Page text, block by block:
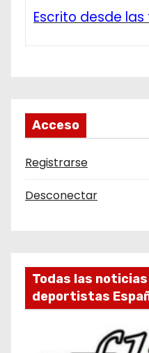
Escrito desde
Acceso
Registrarse
Desconectar
Todas las
deportistas